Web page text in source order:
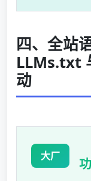
四、全站
LLMs.txt
动
大厂